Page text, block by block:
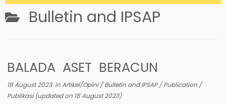
Bulletin and IPSAP
BALADA ASET BERACUN
18 August 2023inArtikel/Opini/Bulletin and IPSAP/Publication /
Publikasi(updated on 18 August 2023)